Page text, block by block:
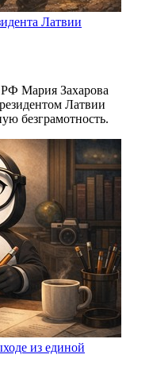
Латвии
Мария Захарова
Латвии
безграмотность.
из единой